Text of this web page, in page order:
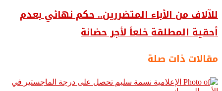
للآلاف من الأباء المتضررين.. حكم نهائي بعدم
أحقية المطلقة خلعاَ لأجر حضانة
مقالات ذات صلة